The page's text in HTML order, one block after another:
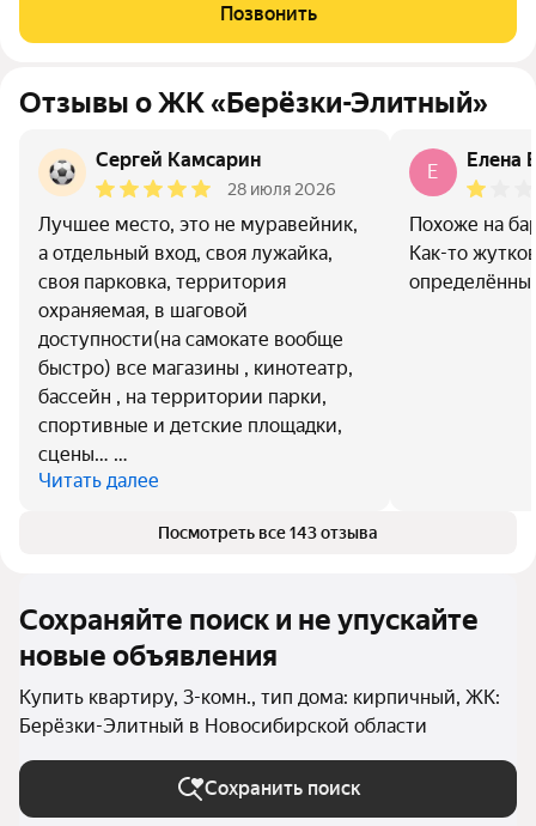
Позвонить
Отзывы о ЖК «Берёзки-Элитный»
Сергей Камсарин
28 июля 2026
Лучшее место, это не муравейник,
а отдельный вход, своя лужайка,
своя парковка, территория
охраняемая, в шаговой
доступности(на самокате вообще
быстро) все магазины , кинотеатр,
бассейн , на территории парки,
спортивные и детские площадки,
сцены… …
Читать далее
Е
Елена
Похоже на
Как-то
Посмотреть все 143 отзыва
Сохраняйте поиск и не упускайте
новые объявления
Купить квартиру, 3-комн., тип дома: кирпичный, ЖК:
Берёзки-Элитный в Новосибирской области
Сохранить поиск